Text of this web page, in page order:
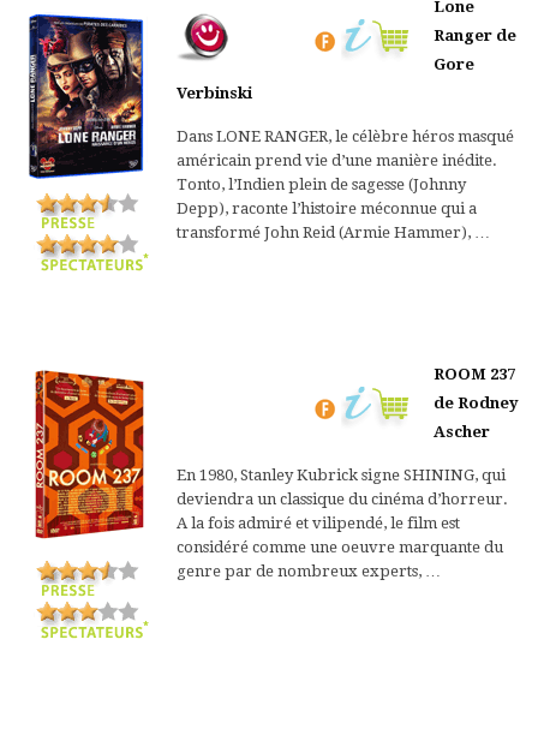
Lone
Ranger de
Gore
Verbinski
Dans LONE RANGER, le célèbre héros masqué
américain prend vie d’une manière inédite.
Tonto, l’Indien plein de sagesse (Johnny
Depp), raconte l’histoire méconnue qui a
transformé John Reid (Armie Hammer), …
ROOM 237
de Rodney
Ascher
En 1980, Stanley Kubrick signe SHINING, qui
deviendra un classique du cinéma d’horreur.
A la fois admiré et vilipendé, le film est
considéré comme une oeuvre marquante du
genre par de nombreux experts, …